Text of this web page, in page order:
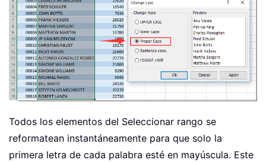
Todos los elementos del Seleccionar rango se
reformatean instantáneamente para que solo la
primera letra de cada palabra esté en mayúscula. Este